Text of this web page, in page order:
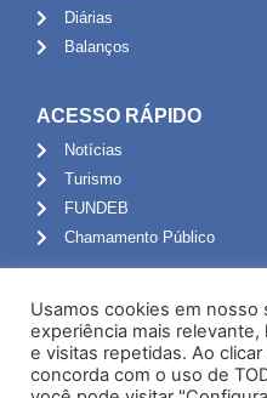
Diárias
Balanços
ACESSO RÁPIDO
Notícias
Turismo
FUNDEB
Chamamento Público
Portal do Servidor
Webmail
Administração
Usamos cookies em nosso
experiência mais
e visitas repetidas. Ao
concorda com o uso de